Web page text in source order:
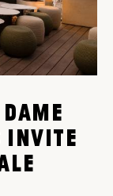
INVITE